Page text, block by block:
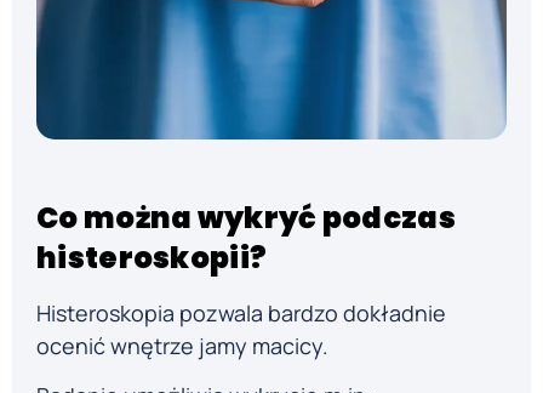
Co można wykryć podczas
histeroskopii?
Histeroskopia pozwala bardzo dokładnie
ocenić wnętrze jamy macicy.